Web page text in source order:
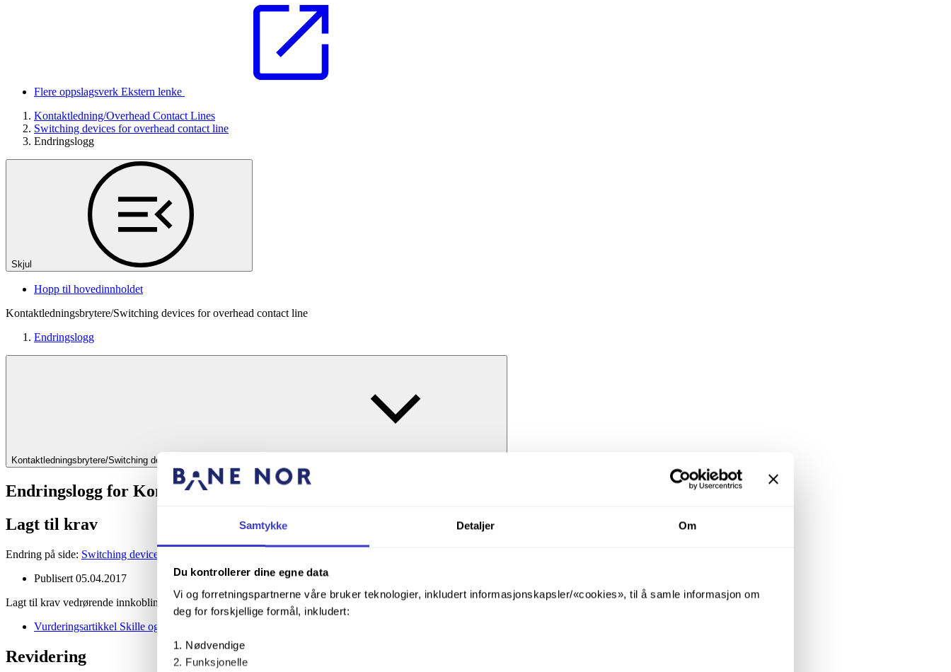
Samtykke Detaljer Om
Du kontrollerer dine egne data
Vi og forretningspartnerne våre bruker teknologier, inkludert informasjonskapsler/«cookies», til å samle informasjon om
deg for forskjellige formål, inkludert:
Nødvendige
Funksjonelle
Flere oppslagsverk Ekstern lenke
Kontaktledning/Overhead Contact Lines
Switching devices for overhead contact line
Endringslogg
Skjul
Hopp til hovedinnholdet
Kontaktledningsbrytere/Switching devices for overhead contact line
Endringslogg
Kontaktledningsbrytere/Switching devices for overhead contact line
Endringslogg for Kontaktledningsbrytere
Lagt til krav
Endring på side: Switching devices for overhead contact line
Publisert 05.04.2017
Lagt til krav vedrørende innkoblingsstrøm.
Vurderingsartikkel Skille og lastskillebryter 0504 2017
Revidering